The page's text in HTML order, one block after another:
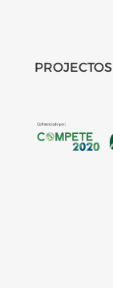
PROJECTOS